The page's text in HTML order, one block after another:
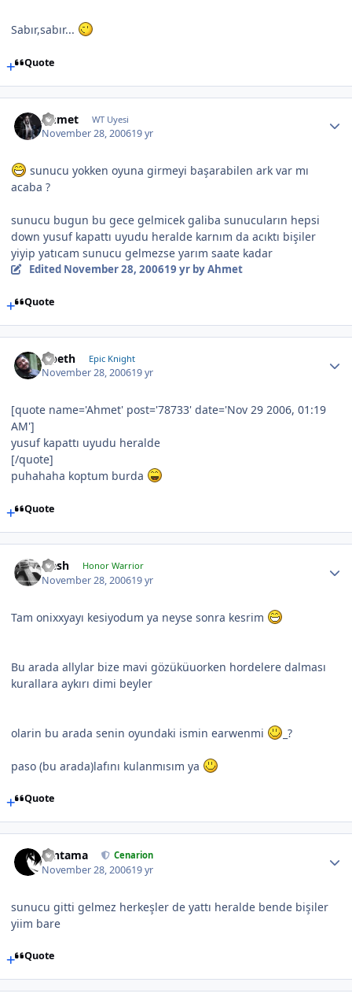
Sabır,sabır...
Quote
Ahmet WT Uyesi
November 28, 200619 yr
sunucu yokken oyuna girmeyi başarabilen ark var mı
acaba ?
sunucu bugun bu gece gelmicek galiba sunucuların hepsi
down yusuf kapattı uyudu heralde karnım da acıktı bişiler
yiyip yatıcam sunucu gelmezse yarım saate kadar
Edited November 28, 200619 yrby Ahmet
Quote
Opeth Epic Knight
November 28, 200619 yr
[quote name='Ahmet' post='78733' date='Nov 29 2006, 01:19
AM']
yusuf kapattı uyudu heralde
[/quote]
puhahaha koptum burda
Quote
Qesh Honor Warrior
November 28, 200619 yr
Tam onixxyayı kesiyodum ya neyse sonra kesrim
Bu arada allylar bize mavi gözüküuorken hordelere dalması
kurallara aykırı dimi beyler
olarin bu arada senin oyundaki ismin earwenmi _?
paso (bu arada)lafını kulanmısım ya
Quote
Gintama Cenarion
November 28, 200619 yr
sunucu gitti gelmez herkeşler de yattı heralde bende bişiler
yiim bare
Quote